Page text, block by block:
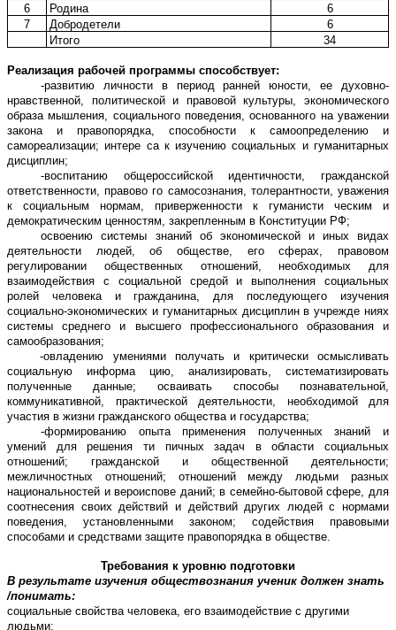
6
Родина
6
7
Добродетели
6
Итого
34
Реализация рабочей программы способствует:
-развитию личности в период ранней юности, ее духовно-
нравственной, политической и правовой культуры, экономического
образа мышления, социального поведения, основанного на уважении
закона и правопорядка, способности к самоопределению и
самореализации; интере са к изучению социальных и гуманитарных
дисциплин;
-воспитанию общероссийской идентичности, гражданской
ответственности, правово го самосознания, толерантности, уважения
к социальным нормам, приверженности к гуманисти ческим и
демократическим ценностям, закрепленным в Конституции РФ;
освоению системы знаний об экономической и иных видах
деятельности людей, об обществе, его сферах, правовом
регулировании общественных отношений, необходимых для
взаимодействия с социальной средой и выполнения социальных
ролей человека и гражданина, для последующего изучения
социально-экономических и гуманитарных дисциплин в учрежде ниях
системы среднего и высшего профессионального образования и
самообразования;
-овладению умениями получать и критически осмысливать
социальную информа цию, анализировать, систематизировать
полученные данные; осваивать способы познавательной,
коммуникативной, практической деятельности, необходимой для
участия в жизни гражданского общества и государства;
-формированию опыта применения полученных знаний и
умений для решения ти пичных задач в области социальных
отношений; гражданской и общественной деятельности;
межличностных отношений; отношений между людьми разных
национальностей и вероиспове даний; в семейно-бытовой сфере, для
соотнесения своих действий и действий других людей с нормами
поведения, установленными законом; содействия правовыми
способами и средствами защите правопорядка в обществе.
Требования к уровню подготовки
В результате изучения обществознания ученик должен знать
/понимать:
социальные свойства человека, его взаимодействие с другими
людьми;